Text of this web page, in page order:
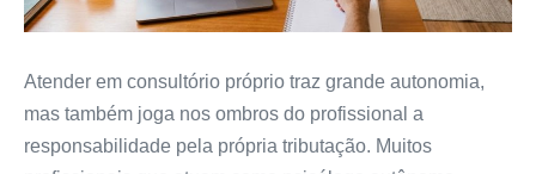
Atender em consultório próprio traz grande autonomia,
mas também joga nos ombros do profissional a
responsabilidade pela própria tributação. Muitos